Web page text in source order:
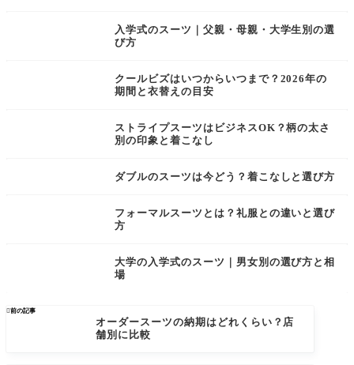
入学式のスーツ｜父親・母親・大学生別の選
び方
クールビズはいつからいつまで？2026年の
期間と衣替えの目安
ストライプスーツはビジネスOK？柄の太さ
別の印象と着こなし
ダブルのスーツは今どう？着こなしと選び方
フォーマルスーツとは？礼服との違いと選び
方
大学の入学式のスーツ｜男女別の選び方と相
場
前の記事
オーダースーツの納期はどれくらい？店
舗別に比較